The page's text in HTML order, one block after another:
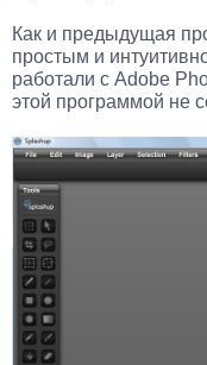
Как и предыдущая
простым и
работали с Adobe
этой программой не